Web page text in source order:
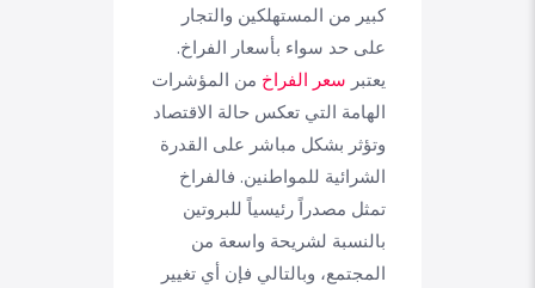
كبير من المستهلكين والتجار
على حد سواء بأسعار الفراخ.
يعتبر سعر الفراخ من المؤشرات
الهامة التي تعكس حالة الاقتصاد
وتؤثر بشكل مباشر على القدرة
الشرائية للمواطنين. فالفراخ
تمثل مصدراً رئيسياً للبروتين
بالنسبة لشريحة واسعة من
المجتمع، وبالتالي فإن أي تغيير